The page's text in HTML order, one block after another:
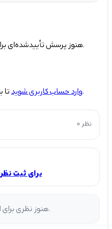
هنوز پرسش تأییدشده‌ای برای این محصول ثبت نشده است.
وارد حساب کاربری شویدتا بتوانید پرسش یا پاسخ ثبت کنید.
0 نظر
برای ثبت
هنوز نظری برای این محصول ثبت نشده است.